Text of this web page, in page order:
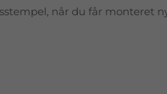
når du får monteret